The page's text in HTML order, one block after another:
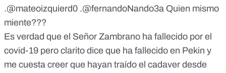
.@mateoizquierd0 .@fernandoNando3a Quien mismo
miente???
Es verdad que el Señor Zambrano ha fallecido por el
covid-19 pero clarito dice que ha fallecido en Pekin y
me cuesta creer que hayan traído el cadaver desde